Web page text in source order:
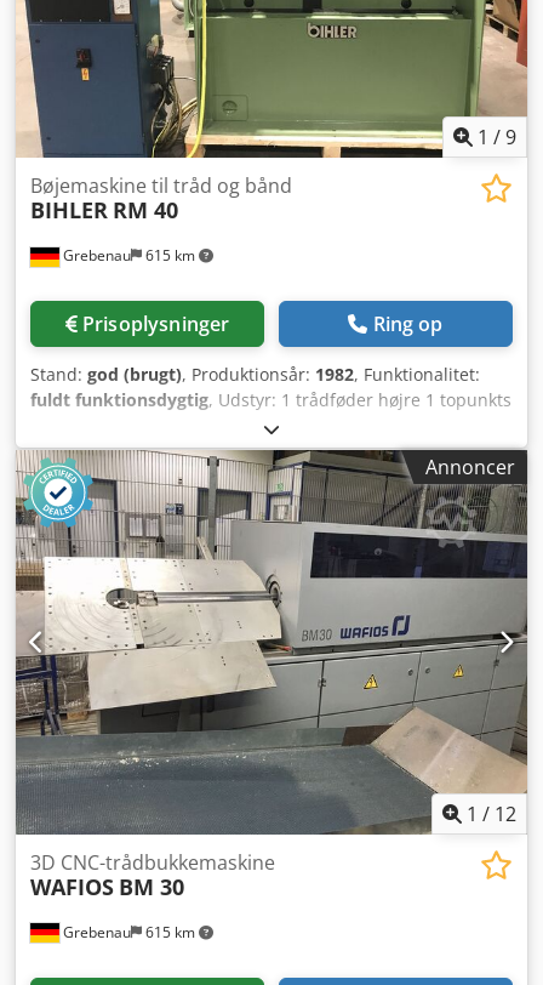
1 /9
Grebenau 615 km
Bøjemaskine til tråd og bånd
BIHLER RM 40
Prisoplysninger Ring op
Stand: god (brugt), Produktionsår: 1982, Funktionalitet:
fuldt funktionsdygtig, Udstyr: 1 trådføder højre 1 topunkts
excenterpresse 90 kN 3 standard skydeaggregater 1 smalt
skydeaggregat Dedpfx Asn E N Ndob Ueck 1 styreaksel
Arbejdsområde: Trådtykkelse: 0,5 - 4,0 mm Båndbredde:
op til 60 mm Fødelængde: op til 270 mm Ydeevne: op til
350/min
Annoncer
1 / 12
Grebenau 615 km
3D CNC-trådbukkemaskine
WAFIOS BM 30